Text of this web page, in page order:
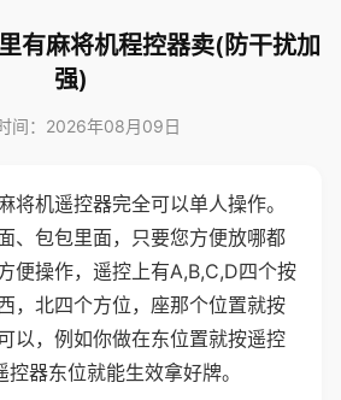
有麻将机程控器卖(防干扰加
强)
间：2026年08月09日
将机遥控器完全可以单人操作。
、包包里面，只要您方便放哪都
便操作，遥控上有A,B,C,D四个按
，北四个方位，座那个位置就按
以，例如你做在东位置就按遥控
器东位就能生效拿好牌。